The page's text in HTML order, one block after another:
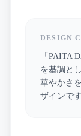
DESIGN
「PAITA
を基調と
華やかさ
ザインです